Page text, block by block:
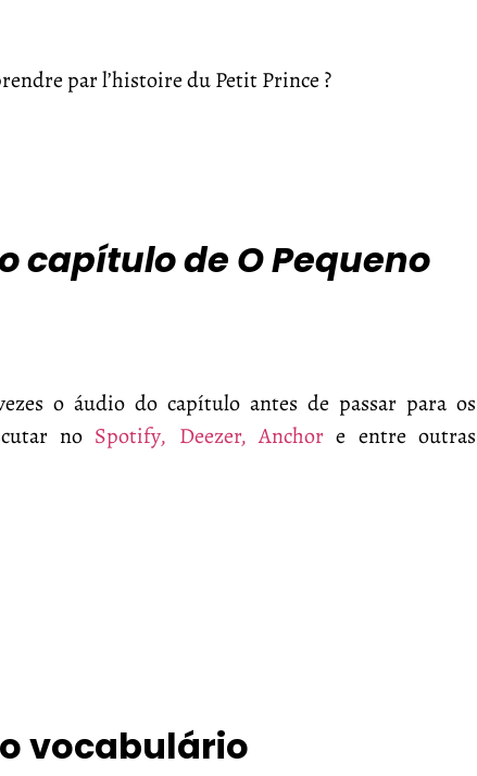
par l’histoire du Petit Prince ?
capítulo de O Pequeno
o áudio do capítulo antes de passar para os
no Spotify, Deezer, Anchor e entre outras
vocabulário